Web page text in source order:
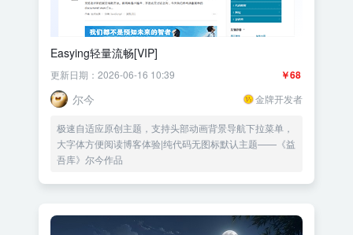
Easying轻量流畅[VIP]
￥68
更新日期：2026-06-16 10:39
尔今 金牌开发者
极速自适应原创主题，支持头部动画背景导航下拉菜单，
大字体方便阅读博客体验|纯代码无图标默认主题——《益
吾库》尔今作品